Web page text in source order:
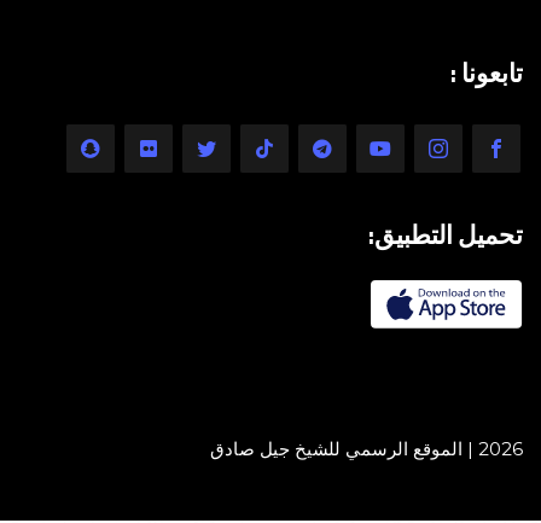
تابعونا :
تحميل التطبيق:
2026 | الموقع الرسمي للشيخ جيل صادق